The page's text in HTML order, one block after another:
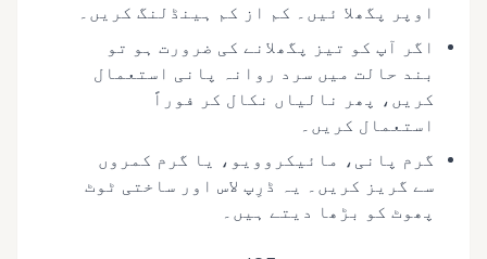
اوپر پگھلا ئیں۔ کم از کم ہینڈلنگ کریں۔
اگر آپ کو تیز پگھلانے کی ضرورت ہو تو
بند حالت میں سرد روانہ پانی استعمال
کریں، پھر نالیاں نکال کر فوراً
استعمال کریں۔
گرم پانی، مائیکروویو، یا گرم کمروں
سے گریز کریں۔ یہ ڈرِپ لاس اور ساختی ٹوٹ
پھوٹ کو بڑھا دیتے ہیں۔